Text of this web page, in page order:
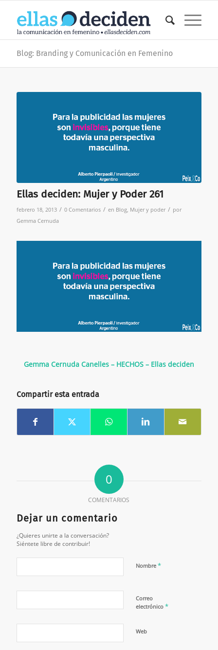
Blog: Branding y Comunicación en Femenino
Ellas deciden: Mujer y Poder 261
febrero 18, 2013 / 0 Comentarios / en Blog, Mujer y poder / por
Gemma Cernuda
Gemma Cernuda Canelles – HECHOS – Ellas deciden
Compartir esta entrada
0
COMENTARIOS
Dejar un comentario
¿Quieres unirte a la conversación?
Siéntete libre de contribuir!
Nombre *
Correo
electrónico *
Web